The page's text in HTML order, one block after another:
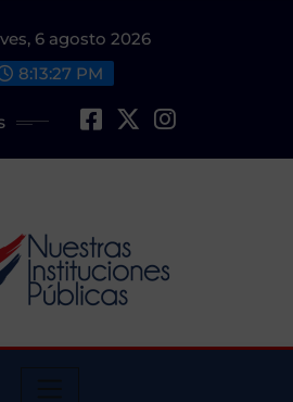
6 agosto 2026
8:13:28 PM